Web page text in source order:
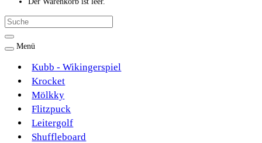
Menü
Kubb - Wikingerspiel
Krocket
Mölkky
Flitzpuck
Leitergolf
Shuffleboard